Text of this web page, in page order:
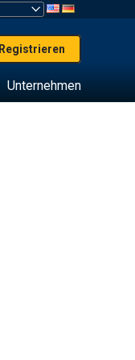
Registrieren
Unternehmen